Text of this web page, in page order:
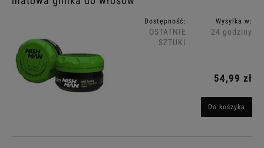
Dostępność:
OSTATNIE
SZTUKI
Wysyłka w:
24 godziny
54,99 zł
Do koszyka